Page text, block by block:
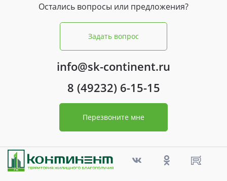
Остались вопросы или предложения?
Задать вопрос
info@sk-continent.ru
8 (49232) 6-15-15
Перезвоните мне